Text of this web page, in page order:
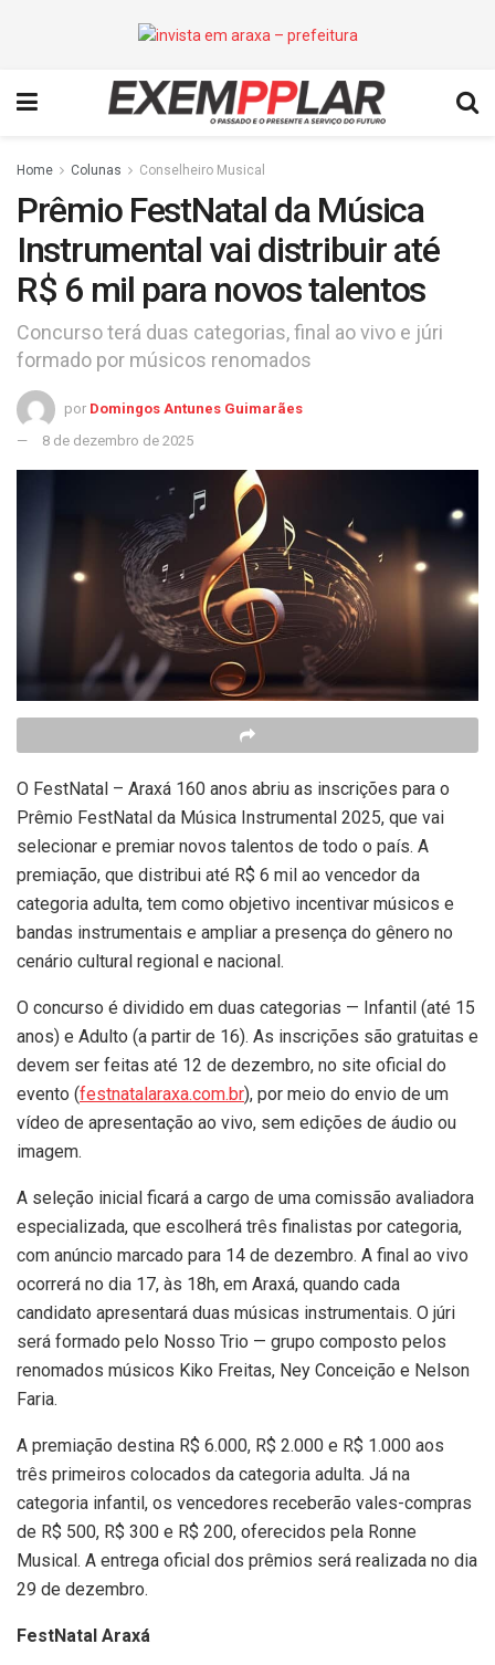
Home Colunas Conselheiro Musical
Prêmio FestNatal da Música
Instrumental vai distribuir até
R$ 6 mil para novos talentos
Concurso terá duas categorias, final ao vivo e júri
formado por músicos renomados
por Domingos Antunes Guimarães
8 de dezembro de 2025
O FestNatal – Araxá 160 anos abriu as inscrições para o
Prêmio FestNatal da Música Instrumental 2025, que vai
selecionar e premiar novos talentos de todo o país. A
premiação, que distribui até R$ 6 mil ao vencedor da
categoria adulta, tem como objetivo incentivar músicos e
bandas instrumentais e ampliar a presença do gênero no
cenário cultural regional e nacional.
O concurso é dividido em duas categorias — Infantil (até 15
anos) e Adulto (a partir de 16). As inscrições são gratuitas e
devem ser feitas até 12 de dezembro, no site oficial do
evento (festnatalaraxa.com.br), por meio do envio de um
vídeo de apresentação ao vivo, sem edições de áudio ou
imagem.
A seleção inicial ficará a cargo de uma comissão avaliadora
especializada, que escolherá três finalistas por categoria,
com anúncio marcado para 14 de dezembro. A final ao vivo
ocorrerá no dia 17, às 18h, em Araxá, quando cada
candidato apresentará duas músicas instrumentais. O júri
será formado pelo Nosso Trio — grupo composto pelos
renomados músicos Kiko Freitas, Ney Conceição e Nelson
Faria.
A premiação destina R$ 6.000, R$ 2.000 e R$ 1.000 aos
três primeiros colocados da categoria adulta. Já na
categoria infantil, os vencedores receberão vales-compras
de R$ 500, R$ 300 e R$ 200, oferecidos pela Ronne
Musical. A entrega oficial dos prêmios será realizada no dia
29 de dezembro.
FestNatal Araxá